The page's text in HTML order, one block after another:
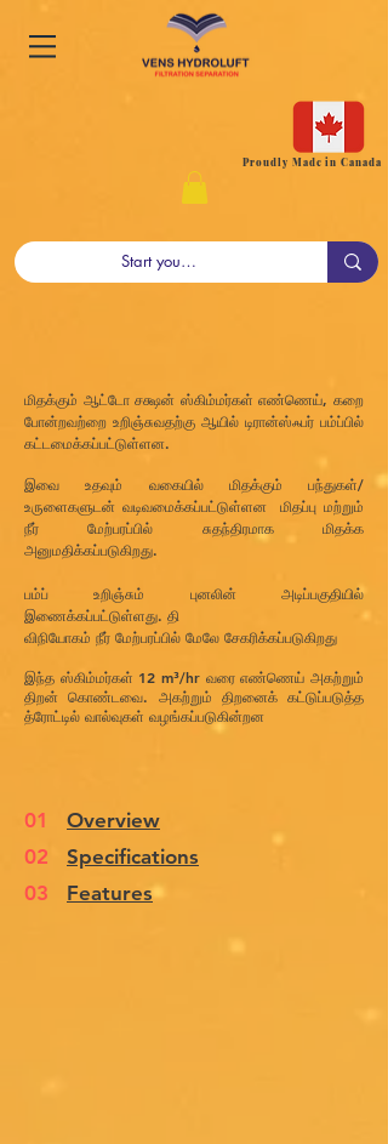
Proudly Made in Canada
மிதக்கும் ஆட்டோ சக்ஷன் ஸ்கிம்மர்கள் எண்ணெய், கறை
போன்றவற்றை உறிஞ்சுவதற்கு ஆயில் டிரான்ஸ்ஃபர் பம்ப்பில்
கட்டமைக்கப்பட்டுள்ளன.
இவை உதவும் வகையில் மிதக்கும் பந்துகள்/
உருளைகளுடன் வடிவமைக்கப்பட்டுள்ளன
மிதப்பு மற்றும்
நீர் மேற்பரப்பில் சுதந்திரமாக மிதக்க
அனுமதிக்கப்படுகிறது.
பம்ப் உறிஞ்சும் புனலின் அடிப்பகுதியில்
இணைக்கப்பட்டுள்ளது. தி
விநியோகம் நீர் மேற்பரப்பில் மேலே சேகரிக்கப்படுகிறது
இந்த ஸ்கிம்மர்கள் 12 m³/hr வரை எண்ணெய் அகற்றும்
திறன் கொண்டவை. அகற்றும் திறனைக் கட்டுப்படுத்த
த்ரோட்டில் வால்வுகள் வழங்கப்படுகின்றன
01
02
03
Overview
Specifications
Features